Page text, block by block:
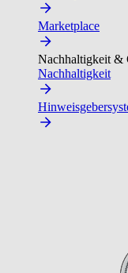
Marketplace
Nachhaltigkeit &
Nachhaltigkeit